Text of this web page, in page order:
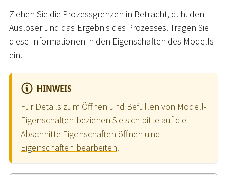
Ziehen Sie die Prozessgrenzen in Betracht, d. h. den
Auslöser und das Ergebnis des Prozesses. Tragen Sie
diese Informationen in den Eigenschaften des Modells
ein.
HINWEIS
Für Details zum Öffnen und Befüllen von Modell-
Eigenschaften beziehen Sie sich bitte auf die
Abschnitte Eigenschaften öffnen und
Eigenschaften bearbeiten.